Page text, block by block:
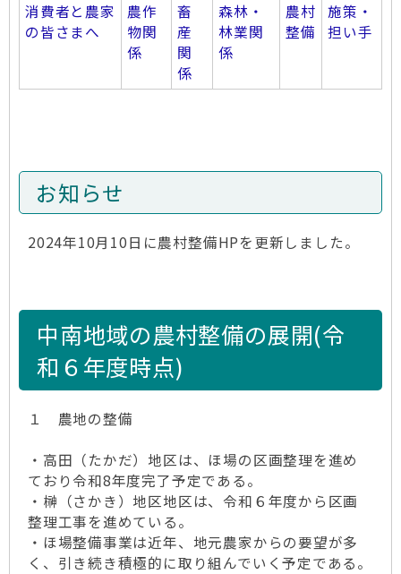
消費者と農家
の皆さまへ
農作
物関
係
畜
産
関
係
森林・
林業関
係
農村
整備
施策・
担い手
お知らせ
2024年10月10日に農村整備HPを更新しました。
中南地域の農村整備の展開(令
和６年度時点)
１ 農地の整備
・高田（たかだ）地区は、ほ場の区画整理を進め
ており令和8年度完了予定である。
・榊（さかき）地区地区は、令和６年度から区画
整理工事を進めている。
・ほ場整備事業は近年、地元農家からの要望が多
く、引き続き積極的に取り組んでいく予定である。